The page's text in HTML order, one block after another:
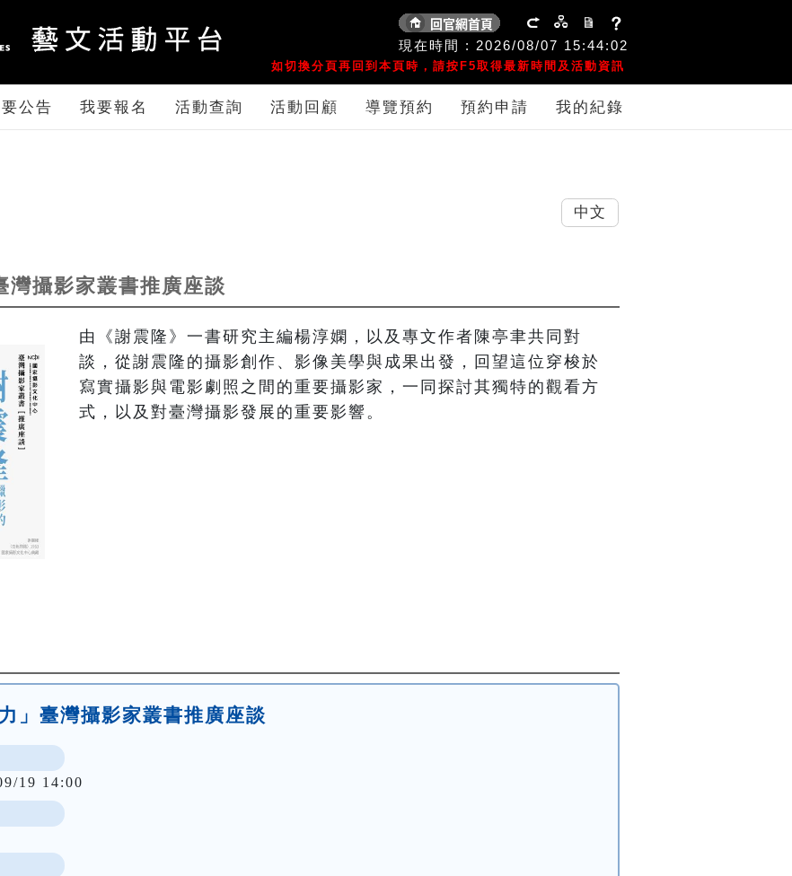
現在時間 : 2026/08/07 15:44:02
如切換分頁再回到本頁時，請按F5取得最新時間及活動資訊
公告 我要報名 活動查詢 活動回顧 導覽預約 預約申請 我的紀錄
灣攝影家叢書推廣座談
由《謝震隆》一書研究主編楊淳嫻，以及專文作者陳亭聿共同對
談，從謝震隆的攝影創作、影像美學與成果出發，回望這位穿梭於
寫實攝影與電影劇照之間的重要攝影家，一同探討其獨特的觀看方
式，以及對臺灣攝影發展的重要影響。
」臺灣攝影家叢書推廣座談
19 14:00